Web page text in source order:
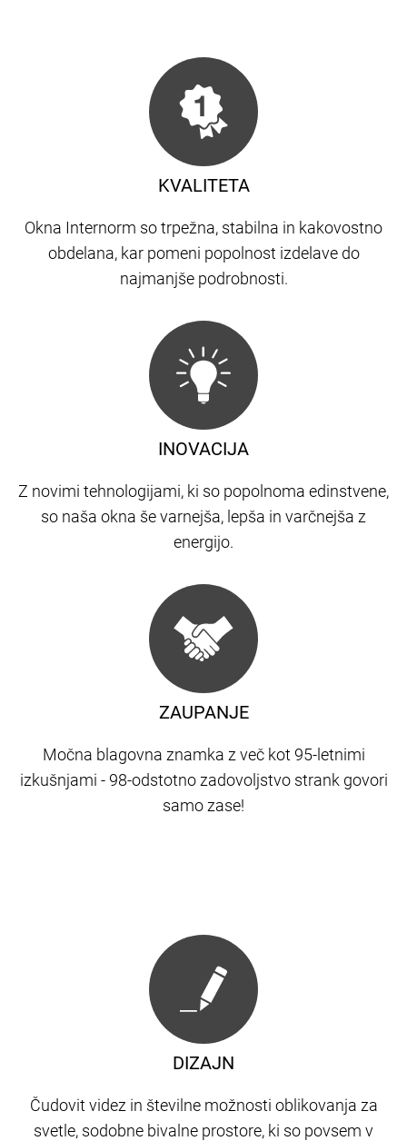
KVALITETA
Okna Internorm so trpežna, stabilna in kakovostno
obdelana, kar pomeni popolnost izdelave do
najmanjše podrobnosti.
ZAUPANJE
Močna blagovna znamka z več kot 95-letnimi
izkušnjami - 98-odstotno zadovoljstvo strank govori
samo zase!
INOVACIJA
Z novimi tehnologijami, ki so popolnoma edinstvene,
so naša okna še varnejša, lepša in varčnejša z
energijo.
DIZAJN
Čudovit videz in številne možnosti oblikovanja za
svetle, sodobne bivalne prostore, ki so povsem v